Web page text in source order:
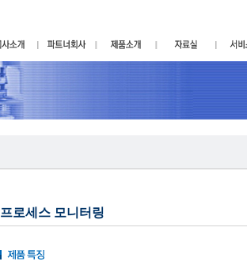
프로세스 모니터링